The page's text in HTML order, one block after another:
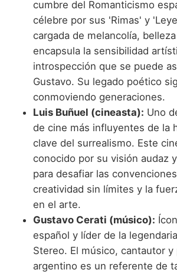
cumbre del Romanticismo
célebre por sus 'Rimas' y
cargada de melancolía,
encapsula la sensibilidad
introspección que se puede
Gustavo. Su legado poético
conmoviendo generaciones.
Luis Buñuel (cineasta): Uno
de cine más influyentes de la
clave del surrealismo. Este
conocido por su visión audaz
para desafiar las
creatividad sin límites y la
en el arte.
Gustavo Cerati (músico):
español y líder de la
Stereo. El músico, cantautor
argentino es un referente de